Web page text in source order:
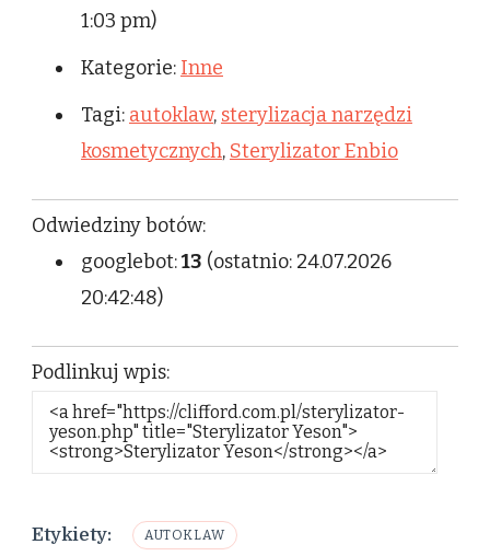
1:03 pm)
Kategorie: Inne
Tagi: autoklaw, sterylizacja narzędzi
kosmetycznych, Sterylizator Enbio
Odwiedziny botów:
googlebot:13 (ostatnio: 24.07.2026
20:42:48)
Podlinkuj wpis:
Etykiety: AUTOKLAW